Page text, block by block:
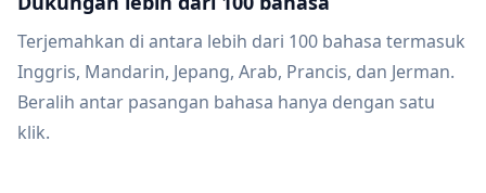
Terjemahkan di antara lebih dari 100 bahasa termasuk
Inggris, Mandarin, Jepang, Arab, Prancis, dan Jerman.
Beralih antar pasangan bahasa hanya dengan satu
klik.